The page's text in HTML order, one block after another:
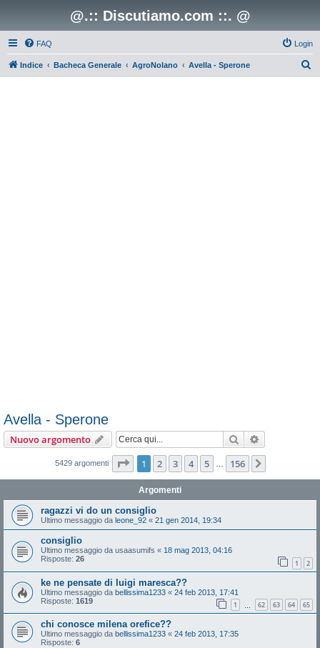
@.:: Discutiamo.com ::. @
FAQ Login
Indice Bacheca Generale AgroNolano Avella - Sperone
Avella - Sperone
Nuovo argomento Cerca
5429 argomenti Pagina di 156
1 2 3 4 5 156
Argomenti
ragazzi vi do un consiglio
Ultimo messaggio da leone_92 « 21 gen 2014, 19:34
consiglio
Ultimo messaggio da usaasumifs « 18 mag 2013, 04:16
Risposte: 26 1 2
ke ne pensate di luigi maresca??
Ultimo messaggio da bellissima1233 « 24 feb 2013, 17:41
Risposte: 1619 1 62 63 64 65
chi conosce milena orefice??
Ultimo messaggio da bellissima1233 « 24 feb 2013, 17:35
Risposte: 6